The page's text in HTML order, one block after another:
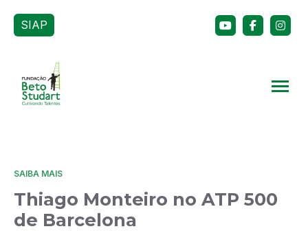
SIAP
SAIBA MAIS
Thiago Monteiro no ATP 500
de Barcelona